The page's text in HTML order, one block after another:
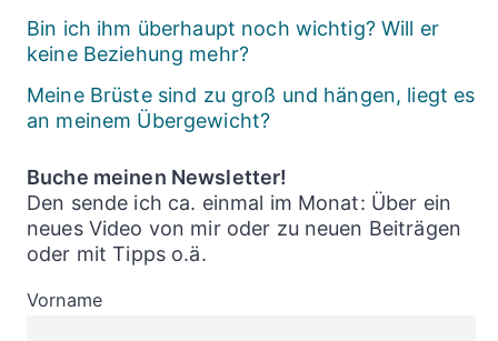
Bin ich ihm überhaupt noch wichtig? Will er
keine Beziehung mehr?
Meine Brüste sind zu groß und hängen, liegt es
an meinem Übergewicht?
Buche meinen Newsletter!
Den sende ich ca. einmal im Monat: Über ein
neues Video von mir oder zu neuen Beiträgen
oder mit Tipps o.ä.
Vorname